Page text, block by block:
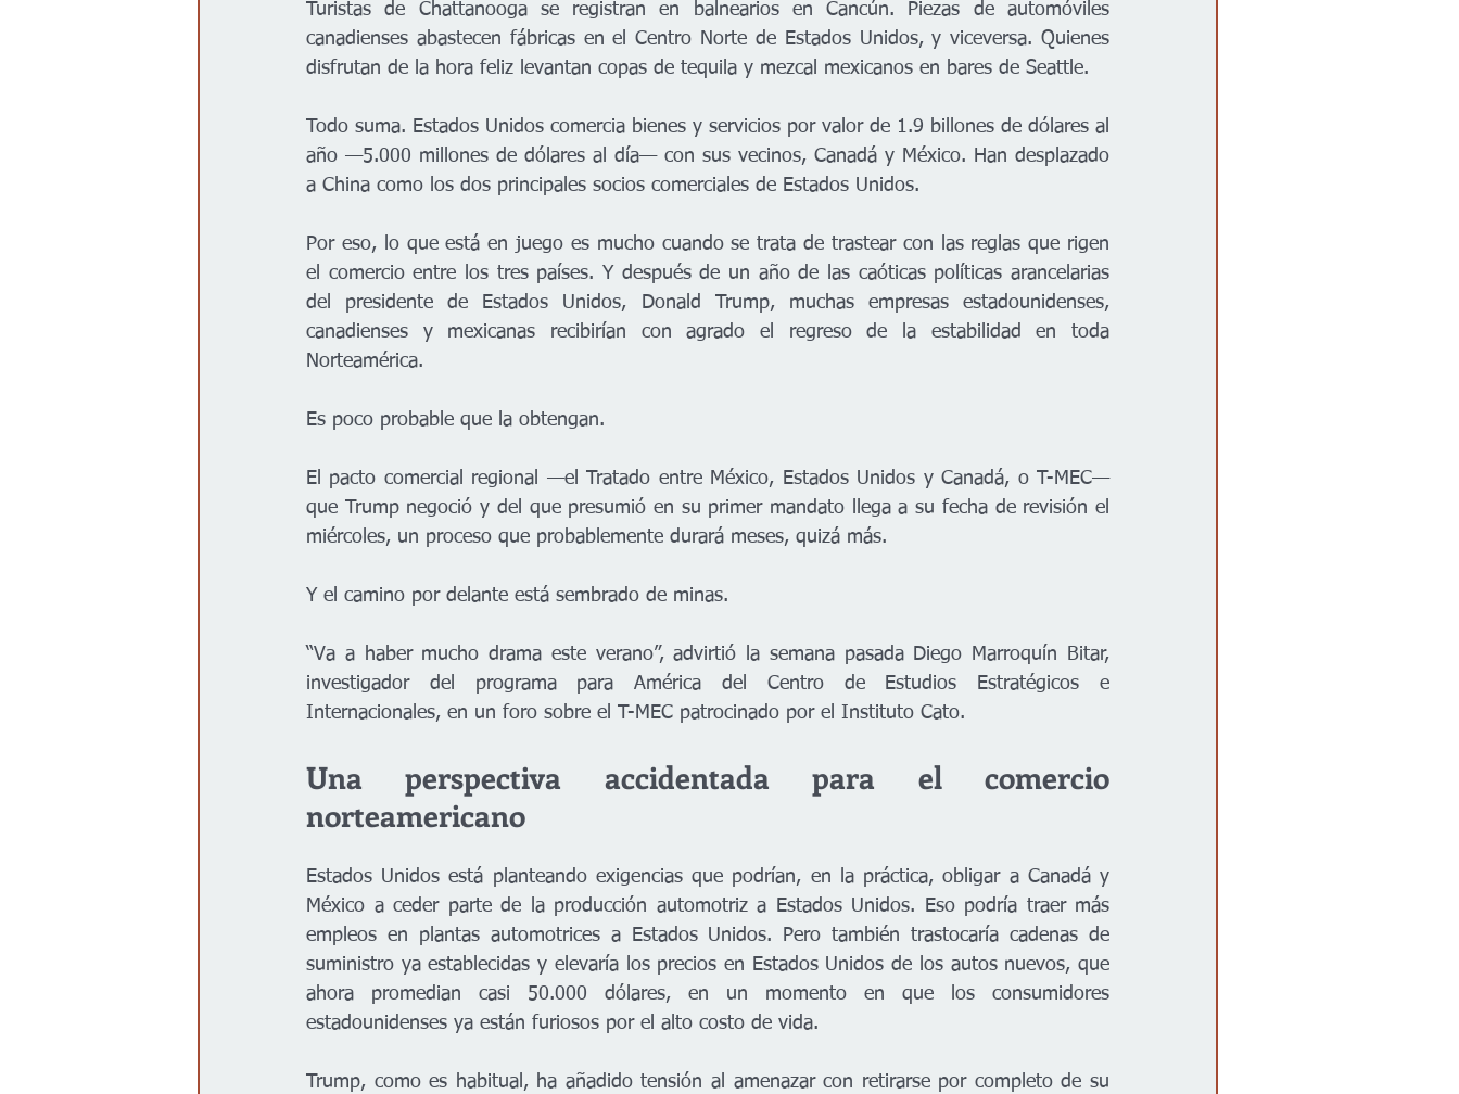
Turistas de Chattanooga se registran en balnearios en Cancún. Piezas de automóviles
canadienses abastecen fábricas en el Centro Norte de Estados Unidos, y viceversa. Quienes
disfrutan de la hora feliz levantan copas de tequila y mezcal mexicanos en bares de Seattle.
Todo suma. Estados Unidos comercia bienes y servicios por valor de 1.9 billones de dólares al
año —5.000 millones de dólares al día— con sus vecinos, Canadá y México. Han desplazado
a China como los dos principales socios comerciales de Estados Unidos.
Por eso, lo que está en juego es mucho cuando se trata de trastear con las reglas que rigen
el comercio entre los tres países. Y después de un año de las caóticas políticas arancelarias
del presidente de Estados Unidos, Donald Trump, muchas empresas estadounidenses,
canadienses y mexicanas recibirían con agrado el regreso de la estabilidad en toda
Norteamérica.
Es poco probable que la obtengan.
El pacto comercial regional —el Tratado entre México, Estados Unidos y Canadá, o T-MEC—
que Trump negoció y del que presumió en su primer mandato llega a su fecha de revisión el
miércoles, un proceso que probablemente durará meses, quizá más.
Y el camino por delante está sembrado de minas.
“Va a haber mucho drama este verano”, advirtió la semana pasada Diego Marroquín Bitar,
investigador del programa para América del Centro de Estudios Estratégicos e
Internacionales, en un foro sobre el T-MEC patrocinado por el Instituto Cato.
Una perspectiva accidentada para el comercio
norteamericano
Estados Unidos está planteando exigencias que podrían, en la práctica, obligar a Canadá y
México a ceder parte de la producción automotriz a Estados Unidos. Eso podría traer más
empleos en plantas automotrices a Estados Unidos. Pero también trastocaría cadenas de
suministro ya establecidas y elevaría los precios en Estados Unidos de los autos nuevos, que
ahora promedian casi 50.000 dólares, en un momento en que los consumidores
estadounidenses ya están furiosos por el alto costo de vida.
Trump, como es habitual, ha añadido tensión al amenazar con retirarse por completo de su